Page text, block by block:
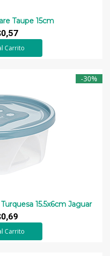
Taupe 15cm
Carrito
-30%
15.5x6cm Jaguar
Carrito